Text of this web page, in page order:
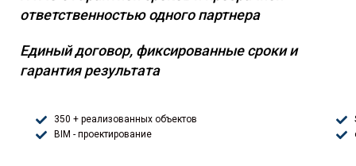
ответственностью одного партнера
Единый договор, фиксированные сроки и
гарантия результата
350 + реализованных объектов
BIM - проектирование